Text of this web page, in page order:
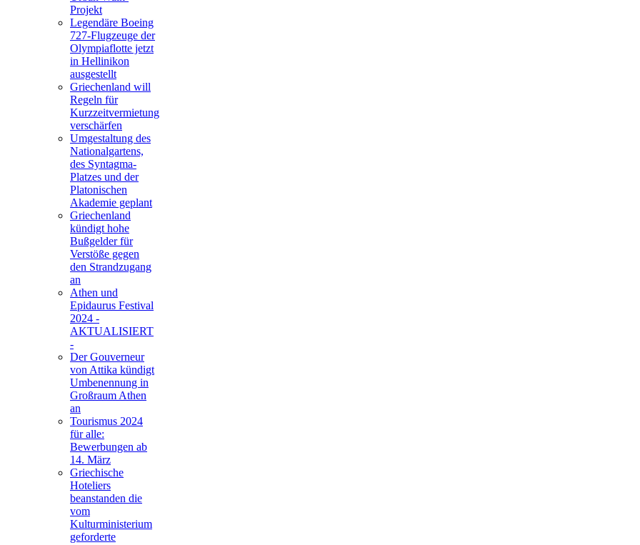
Projekt
Legendäre Boeing
727-Flugzeuge der
Olympiaflotte jetzt
in Hellinikon
ausgestellt
Griechenland will
Regeln für
Kurzzeitvermietung
verschärfen
Umgestaltung des
Nationalgartens,
des Syntagma-
Platzes und der
Platonischen
Akademie geplant
Griechenland
kündigt hohe
Bußgelder für
Verstöße gegen
den Strandzugang
an
Athen und
Epidaurus Festival
2024 -
AKTUALISIERT
-
Der Gouverneur
von Attika kündigt
Umbenennung in
Großraum Athen
an
Tourismus 2024
für alle:
Bewerbungen ab
14. März
Griechische
Hoteliers
beanstanden die
vom
Kulturministerium
geforderte